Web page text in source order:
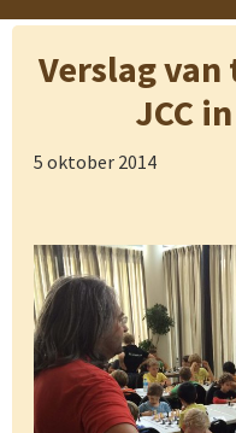
Verslag
JCC
5 oktober 2014